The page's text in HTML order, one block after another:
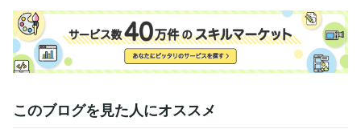
日本薬剤師研修センター認定薬剤師 取得年 : 2017年
ダイエットインストラクター 取得年 : 2022年
放射線取扱主任者第２種 取得年 : 1981年
AEAJナチュラルビューティーアドバイザー 取得年 : 2023年
学習指導・資格・キャリア相談
漢方、薬膳、アロマ、カウンセリン
グ
このブログを見た人にオススメ